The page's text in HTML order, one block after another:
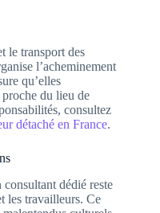
le transport des
l’acheminement
qu’elles
proche du lieu de
consultez
détaché en France.
dédié reste
les travailleurs. Ce